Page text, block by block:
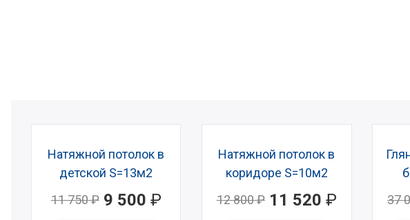
Натяжной потолок в
детской S=13м2
11 750₽ 9 500 ₽
Натяжной потолок в
коридоре S=10м2
12 800₽ 11 520 ₽
37